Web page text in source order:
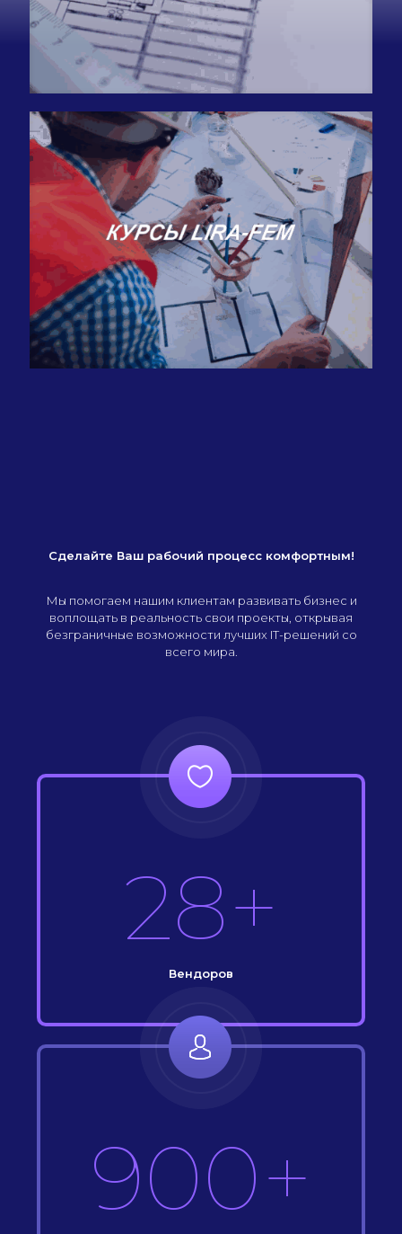
Сделайте Ваш рабочий процесс комфортным!
Мы помогаем нашим клиентам развивать бизнес и
воплощать в реальность свои проекты, открывая
безграничные возможности лучших IT-решений со
всего мира.
28+
Вендоров
900+